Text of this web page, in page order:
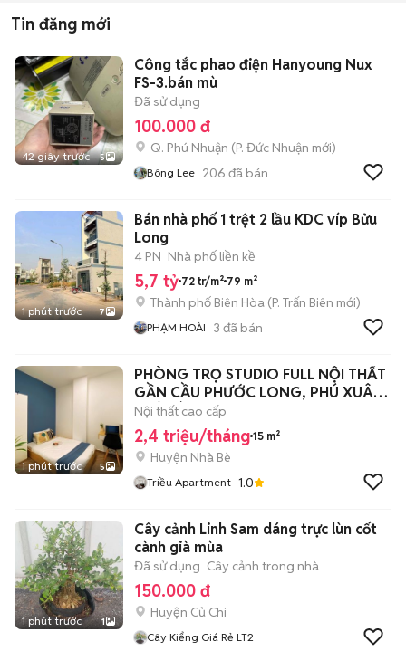
Tin đăng mới
42 giây trước 5
Công tắc phao điện Hanyoung Nux
FS-3.bán mù
Đã sử dụng
100.000 đ
Q. Phú Nhuận (P. Đức Nhuận mới)
Bông Lee 206 đã bán
1 phút trước 7
Bán nhà phố 1 trệt 2 lầu KDC víp Bửu
Long
4 PN Nhà phố liền kề
5,7 tỷ 72 tr/m² 79 m²
Thành phố Biên Hòa (P. Trấn Biên mới)
PHẠM HOÀI 3 đã bán
1 phút trước 5
PHÒNG TRỌ STUDIO FULL NỘI THẤT
GẦN CẦU PHƯỚC LONG, PHÚ XUÂN,
NHÀ BÈ
Nội thất cao cấp
2,4 triệu/tháng 15 m²
Huyện Nhà Bè
Triều Apartment 1.0
1 phút trước 1
Cây cảnh Linh Sam dáng trực lùn cốt
cành già mùa
Đã sử dụng Cây cảnh trong nhà
150.000 đ
Huyện Củ Chi
Cây Kiểng Giá Rẻ LT2